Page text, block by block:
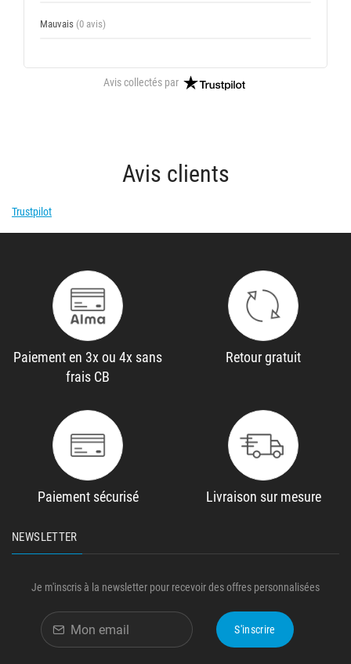
Mauvais (0 avis)
Avis collectés par
Avis clients
Trustpilot
Paiement en 3x ou 4x sans
frais CB
Retour gratuit
Paiement sécurisé Livraison sur mesure
NEWSLETTER
Je m'inscris à la newsletter pour recevoir des offres personnalisées
S'inscrire